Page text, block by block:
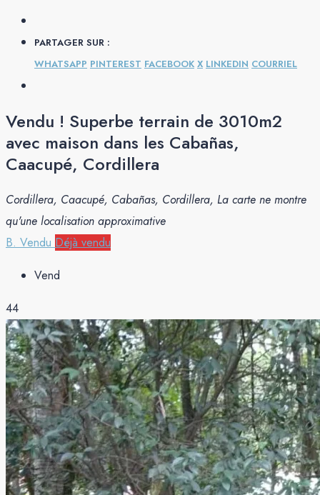
PARTAGER SUR :
WHATSAPP PINTEREST FACEBOOK X LINKEDIN COURRIEL
Vendu ! Superbe terrain de 3010m2
avec maison dans les Cabañas,
Caacupé, Cordillera
Cordillera, Caacupé, Cabañas, Cordillera, La carte ne montre
qu'une localisation approximative
B. Vendu Déjà vendu
Vend
44